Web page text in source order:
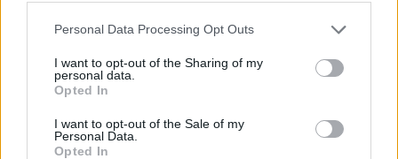
Personal Data Processing Opt Outs
I want to opt-out of the Sharing of my
personal data.
Opted In
I want to opt-out of the Sale of my
Personal Data.
Opted In